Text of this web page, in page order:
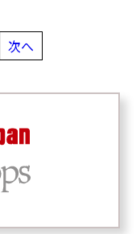
次へ